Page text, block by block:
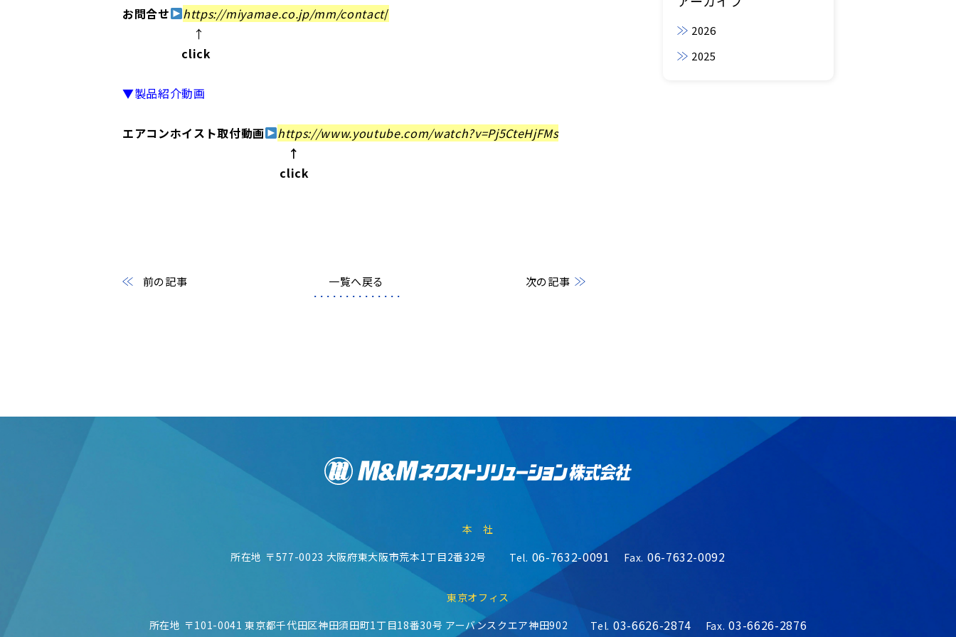
お問合せ https://miyamae.co.jp/mm/contact/
↑
click
▼製品紹介動画
エアコンホイスト取付動画
https://www.youtube.com/watch?v=Pj5CteHjFMs
↑
click
前の記事 一覧へ戻る 次の記事
2026
2025
本 社
所在地 〒577-0023 大阪府東大阪市荒本1丁目2番32号 Tel. 06-7632-0091 Fax. 06-7632-0092
東京オフィス
所在地 〒101-0041東京都千代田区神田須田町1丁目18番30号 アーバンスクエア神田902 Tel. 03-6626-2874 Fax. 03-6626-2876